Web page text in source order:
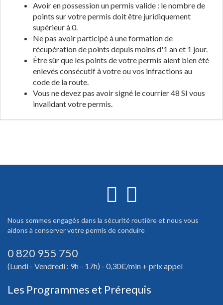
Avoir en possession un permis valide : le nombre de
points sur votre permis doit être juridiquement
supérieur à 0.
Ne pas avoir participé à une formation de
récupération de points depuis moins d'1 an et 1 jour.
Être sûr que les points de votre permis aient bien été
enlevés consécutif à votre ou vos infractions au
code de la route.
Vous ne devez pas avoir signé le courrier 48 SI vous
invalidant votre permis.
Nous sommes engagés dans la sécurité routière et nous vous
aidons à conserver votre permis de conduire
0 820 955 750
(Lundi - Vendredi : 9h - 17h) - 0,30€/min + prix appel
Les Programmes et Prérequis